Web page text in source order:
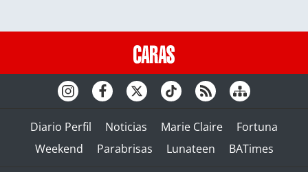
Diario Perfil Noticias Marie Claire
Fortuna
Weekend
Parabrisas Lunateen BATimes